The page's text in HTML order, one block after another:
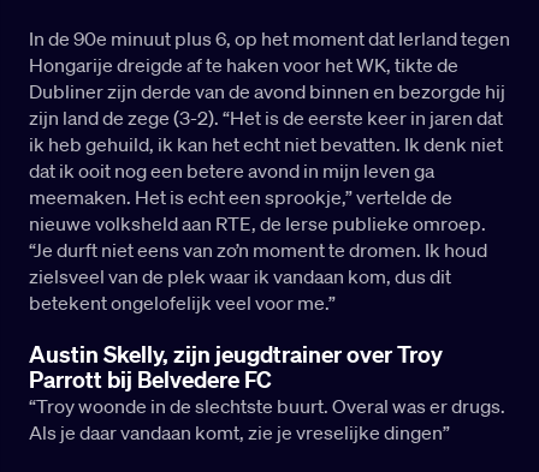
In de 90e minuut plus 6, op het moment dat Ierland tegen
Hongarije dreigde af te haken voor het WK, tikte de
Dubliner zijn derde van de avond binnen en bezorgde hij
zijn land de zege (3-2). “Het is de eerste keer in jaren dat
ik heb gehuild, ik kan het echt niet bevatten. Ik denk niet
dat ik ooit nog een betere avond in mijn leven ga
meemaken. Het is echt een sprookje,” vertelde de
nieuwe volksheld aan RTE, de Ierse publieke omroep.
“Je durft niet eens van zo’n moment te dromen. Ik houd
zielsveel van de plek waar ik vandaan kom, dus dit
betekent ongelofelijk veel voor me.”
Austin Skelly, zijn jeugdtrainer over Troy
Parrott bij Belvedere FC
“Troy woonde in de slechtste buurt. Overal was er drugs.
Als je daar vandaan komt, zie je vreselijke dingen”